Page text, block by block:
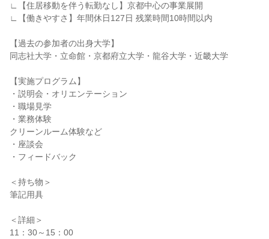
∟【住居移動を伴う転勤なし】京都中心の事業展開
∟【働きやすさ】年間休日127日 残業時間10時間以内
【過去の参加者の出身大学】
同志社大学・立命館・京都府立大学・龍谷大学・近畿大学
【実施プログラム】
・説明会・オリエンテーション
・職場見学
・業務体験
クリーンルーム体験など
・座談会
・フィードバック
＜持ち物＞
筆記用具
＜詳細＞
11：30～15：00